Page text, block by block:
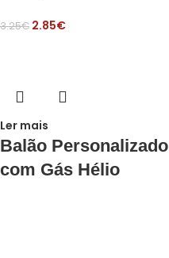
3.25€ 2.85€
Ler mais
Balão Personalizado
com Gás Hélio